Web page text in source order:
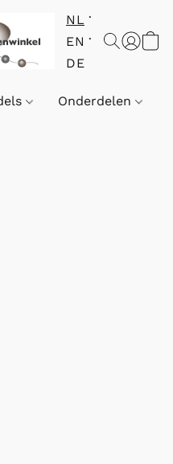
NL
EN
DE
Onderdelen